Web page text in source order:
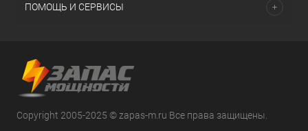
ПОМОЩЬ И СЕРВИСЫ
Copyright 2005-2025 © zapas-m.ru Все права защищены.